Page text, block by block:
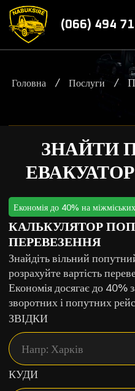
(066) 494
Головна / Послуги /
ЗНАЙТИ
Економія до 40% на
КАЛЬКУЛЯТОР
ПЕРЕВЕЗЕННЯ
Знайдіть вільний
розрахуйте вартість
Економія досягає до 40%
зворотних і попутних
ЗВІДКИ
КУДИ